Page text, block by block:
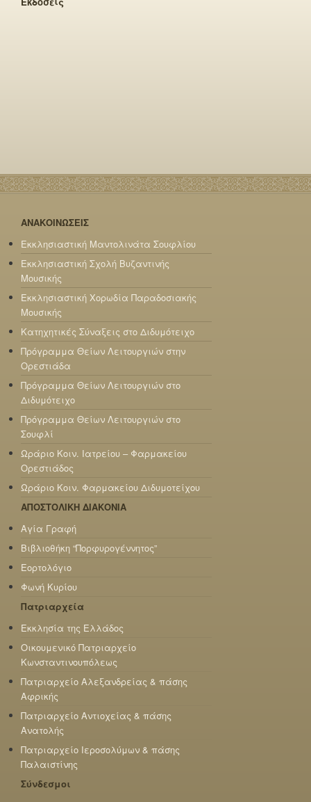
ΑΝΑΚΟΙΝΩΣΕΙΣ
Εκκλησιαστική Μαντολινάτα Σουφλίου
Εκκλησιαστική Σχολή Βυζαντινής
Μουσικής
Εκκλησιαστική Χορωδία Παραδοσιακής
Μουσικής
Κατηχητικές Σύναξεις στο Διδυμότειχο
Πρόγραμμα Θείων Λειτουργιών στην
Ορεστιάδα
Πρόγραμμα Θείων Λειτουργιών στο
Διδυμότειχο
Πρόγραμμα Θείων Λειτουργιών στο
Σουφλί
Ωράριο Κοιν. Ιατρείου – Φαρμακείου
Ορεστιάδος
Ωράριο Κοιν. Φαρμακείου Διδυμοτείχου
ΑΠΟΣΤΟΛΙΚΗ ΔΙΑΚΟΝΙΑ
Αγία Γραφή
Βιβλιοθήκη “Πορφυρογέννητος”
Εορτολόγιο
Φωνή Κυρίου
Πατριαρχεία
Εκκλησία της Ελλάδος
Οικουμενικό Πατριαρχείο
Κωνσταντινουπόλεως
Πατριαρχείο Αλεξανδρείας & πάσης
Αφρικής
Πατριαρχείο Αντιοχείας & πάσης
Ανατολής
Πατριαρχείο Ιεροσολύμων & πάσης
Παλαιστίνης
Σύνδεσμοι